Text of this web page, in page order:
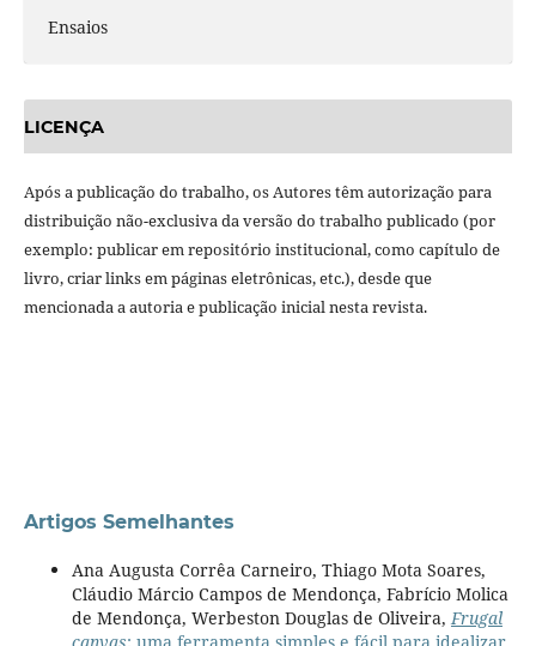
Ensaios
LICENÇA
Após a publicação do trabalho, os Autores têm autorização para
distribuição não-exclusiva da versão do trabalho publicado (por
exemplo: publicar em repositório institucional, como capítulo de
livro, criar links em páginas eletrônicas, etc.), desde que
mencionada a autoria e publicação inicial nesta revista.
Artigos Semelhantes
Ana Augusta Corrêa Carneiro, Thiago Mota Soares,
Cláudio Márcio Campos de Mendonça, Fabrício Molica
de Mendonça, Werbeston Douglas de Oliveira, Frugal